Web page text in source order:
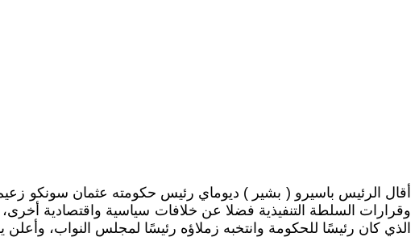
أقال الرئيس باسيرو ( بشير ) ديوماي رئيس حكومته عثمان سونكو